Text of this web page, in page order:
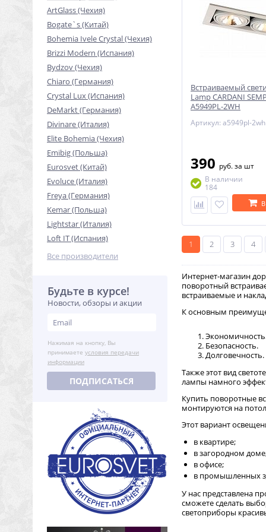
ArtGlass (Чехия)
Bogate`s (Китай)
Bohemia Ivele Crystal (Чехия)
Brizzi Modern (Испания)
Bydzov (Чехия)
Chiaro (Германия)
Crystal Lux (Испания)
DeMarkt (Германия)
Divinare (Италия)
Elite Bohemia (Чехия)
Emibig (Польша)
Eurosvet (Китай)
Evoluce (Италия)
Freya (Германия)
Kemar (Польша)
Lightstar (Италия)
Loft IT (Испания)
Все производители
Будьте в курсе!
Новости, обзоры и акции
Нажимая на кнопку, Вы
принимаете условия передачи
информации
ПОДПИСАТЬСЯ
Встраиваемый
Lamp CARDANI
A5949PL-2WH
Артикул: a5949pl-2wh
390 руб.за шт
В наличии
184
1 2 3 4
Интернет-магазин
поворотный
встраиваемые и
К основным
Безопасность.
Долговечность.
Также этот вид
лампы намного
Купить поворотные
монтируются на
Этот вариант
в квартире;
в загородном
в офисе;
в промышленных
У нас представлена
сможете сделать
светоприборы